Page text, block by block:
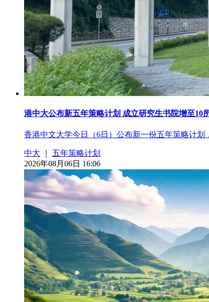
港中大公布新五年策略计划 成立研究生书院增至10
香港中文大学今日（6日）公布新一份五年策略计划
中大
五年策略计划
2026年08月06日 16:06